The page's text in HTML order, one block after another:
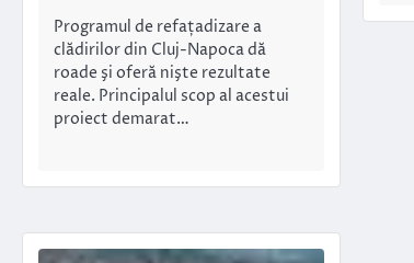
Programul de refațadizare a
clădirilor din Cluj-Napoca dă
roade şi oferă nişte rezultate
reale. Principalul scop al acestui
proiect demarat…